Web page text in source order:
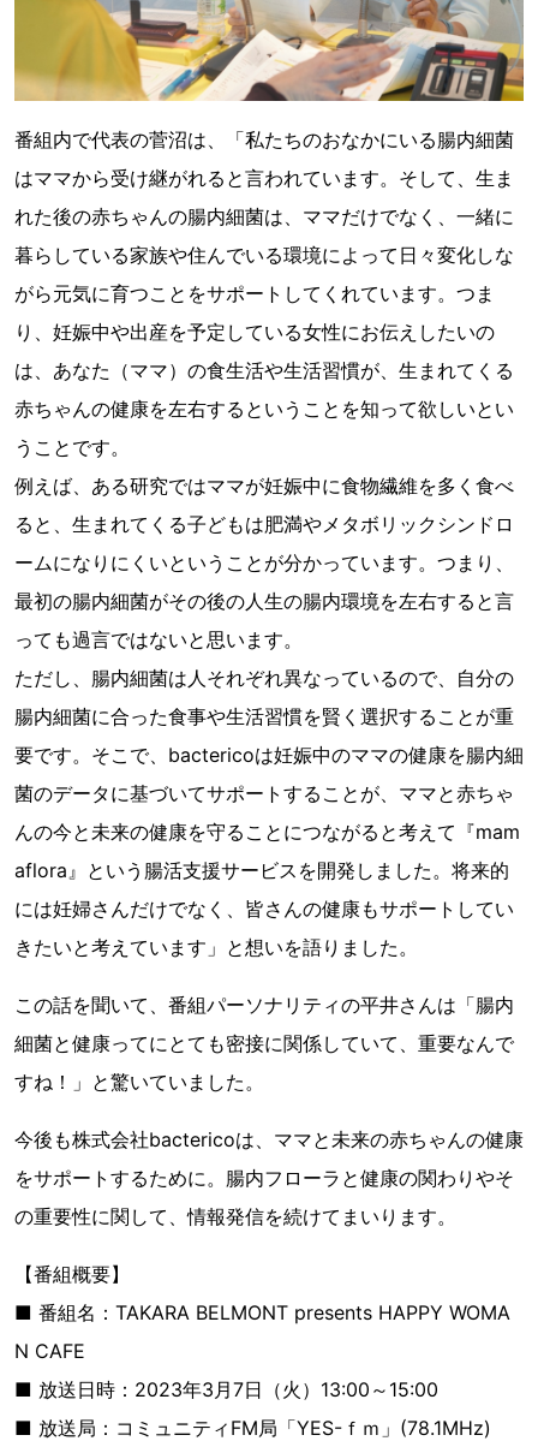
番組内で代表の菅沼は、「私たちのおなかにいる腸内細菌
はママから受け継がれると言われています。そして、生ま
れた後の赤ちゃんの腸内細菌は、ママだけでなく、一緒に
暮らしている家族や住んでいる環境によって日々変化しな
がら元気に育つことをサポートしてくれています。つま
り、妊娠中や出産を予定している女性にお伝えしたいの
は、あなた（ママ）の食生活や生活習慣が、生まれてくる
赤ちゃんの健康を左右するということを知って欲しいとい
うことです。
例えば、ある研究ではママが妊娠中に食物繊維を多く食べ
ると、生まれてくる子どもは肥満やメタボリックシンドロ
ームになりにくいということが分かっています。つまり、
最初の腸内細菌がその後の人生の腸内環境を左右すると言
っても過言ではないと思います。
ただし、腸内細菌は人それぞれ異なっているので、自分の
腸内細菌に合った食事や生活習慣を賢く選択することが重
要です。そこで、bactericoは妊娠中のママの健康を腸内細
菌のデータに基づいてサポートすることが、ママと赤ちゃ
んの今と未来の健康を守ることにつながると考えて『mam
aflora』という腸活支援サービスを開発しました。将来的
には妊婦さんだけでなく、皆さんの健康もサポートしてい
きたいと考えています」と想いを語りました。
この話を聞いて、番組パーソナリティの平井さんは「腸内
細菌と健康ってにとても密接に関係していて、重要なんで
すね！」と驚いていました。
今後も株式会社bactericoは、ママと未来の赤ちゃんの健康
をサポートするために。腸内フローラと健康の関わりやそ
の重要性に関して、情報発信を続けてまいります。
【番組概要】
■ 番組名：TAKARA BELMONT presents HAPPY WOMA
N CAFE
■ 放送日時：2023年3月7日（火）13:00～15:00
■ 放送局：コミュニティFM局「YES-ｆｍ」(78.1MHz)